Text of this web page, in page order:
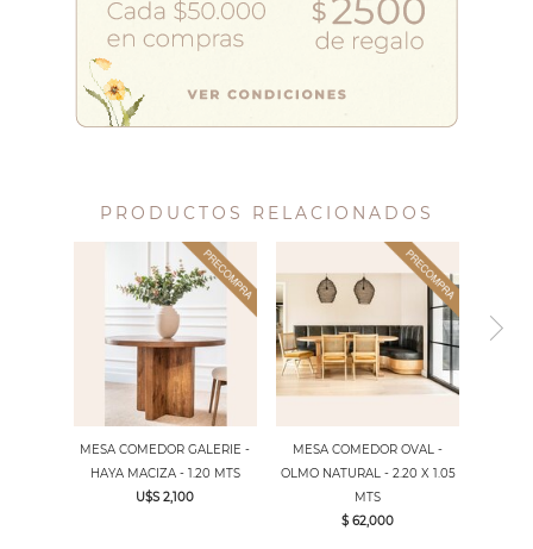
PRODUCTOS RELACIONADOS
MESA COMEDOR GALERIE -
HAYA MACIZA - 1.20 MTS
U$S 2,100
MESA COMEDOR OVAL -
OLMO NATURAL - 2.20 X 1.05
MTS
$ 62,000